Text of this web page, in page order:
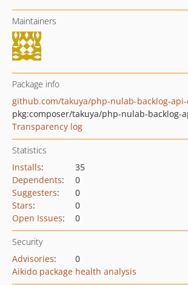
Maintainers
Package info
github.com/takuya/php-nulab-backlog-
pkg:composer/takuya/php-nulab-backlog-
Transparency log
Statistics
Installs:
35
Dependents:
0
Suggesters:
0
Stars:
0
Open Issues: 0
Security
Advisories:
0
Aikido package health analysis